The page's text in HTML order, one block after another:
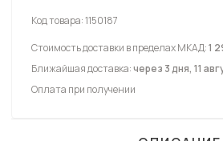
Код товара:1150187
Стоимость доставки в пределах МКАД:1
Ближайшая доставка:через 3 дня, 11
Оплата при получении